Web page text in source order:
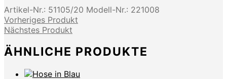
Artikel-Nr.: 51105/20 Modell-Nr.: 221008
Vorheriges Produkt
Nächstes Produkt
ÄHNLICHE PRODUKTE